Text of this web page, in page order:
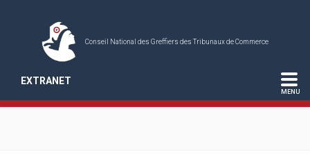
Conseil National des Greffiers des Tribunaux de Commerce
EXTRANET